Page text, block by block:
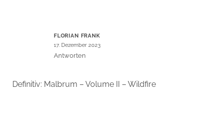
FLORIAN FRANK
17. Dezember 2023
Antworten
Definitiv: Malbrum – Volume II – Wildfire